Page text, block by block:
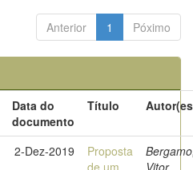
Anterior 1 Póximo
Data do
documento
Título
2-Dez-2019
Proposta
de um
Vitor